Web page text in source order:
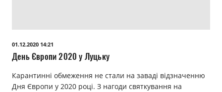
01.12.2020 14:21
День Європи 2020 у Луцьку
Карантинні обмеження не стали на заваді відзначенню
Дня Європи у 2020 році. З нагоди святкування на